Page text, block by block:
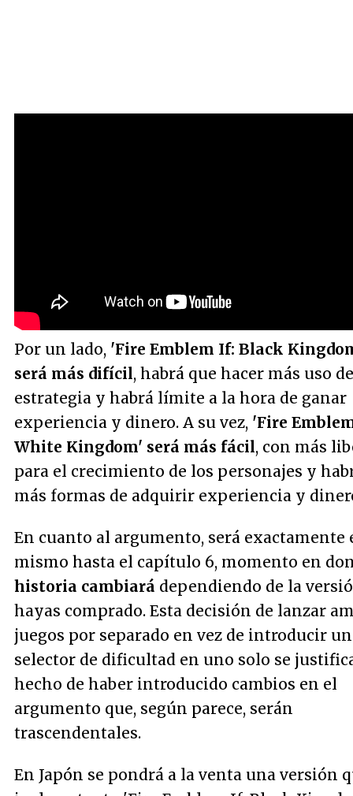
Por un lado, 'Fire Emblem If: Black
será más difícil, habrá que hacer más uso
estrategia y habrá límite a la hora de ganar
experiencia y dinero. A su vez, 'Fire
White Kingdom' será más fácil, con más
para el crecimiento de los personajes y
más formas de adquirir experiencia y
En cuanto al argumento, será exactamente
mismo hasta el capítulo 6, momento en
historia cambiará dependiendo de la
hayas comprado. Esta decisión de lanzar
juegos por separado en vez de introducir un
selector de dificultad en uno solo se
hecho de haber introducido cambios en el
argumento que, según parece, serán
trascendentales.
En Japón se pondrá a la venta una versión